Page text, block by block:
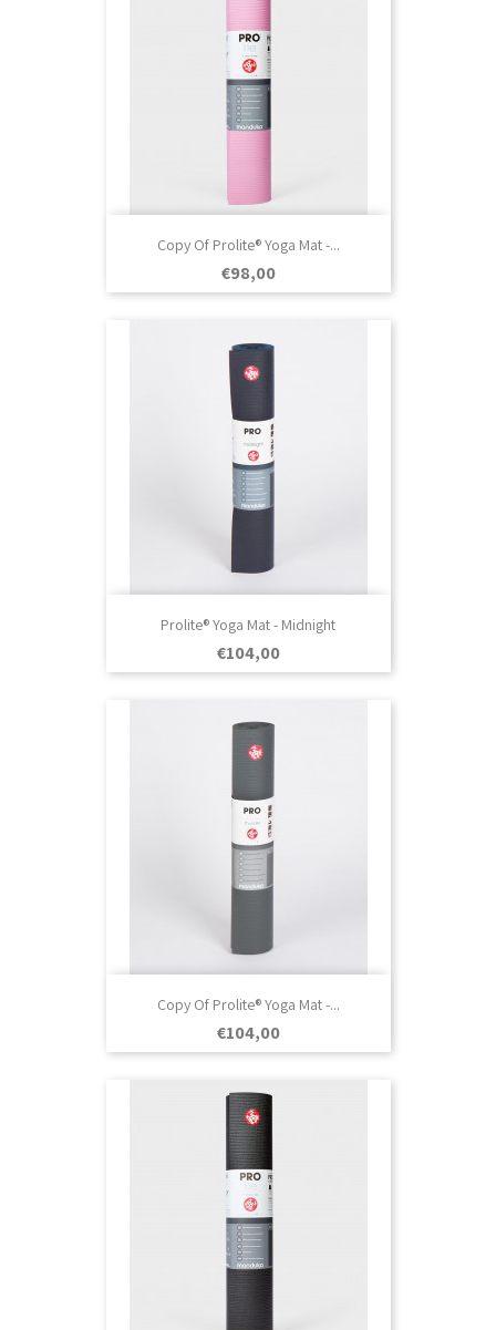
Copy Of Prolite® Yoga Mat -...
Prezo
€98,00
Prolite® Yoga Mat - Midnight
Prezo
€104,00
Copy Of Prolite® Yoga Mat -...
Prezo
€104,00